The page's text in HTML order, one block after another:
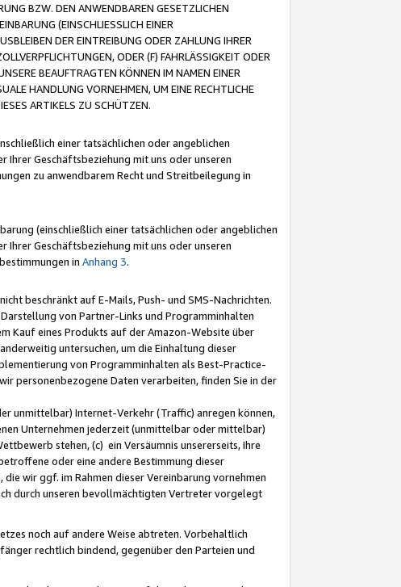
BZW. DEN ANWENDBAREN GESETZLICHEN
(EINSCHLIESSLICH EINER
DER EINTREIBUNG ODER ZAHLUNG IHRER
ODER (F) FAHRLÄSSIGKEIT ODER
BEAUFTRAGTEN KÖNNEN IM NAMEN EINER
HANDLUNG VORNEHMEN, UM EINE RECHTLICHE
ARTIKELS ZU SCHÜTZEN.
einer tatsächlichen oder angeblichen
Ihrer Geschäftsbeziehung mit uns oder unseren
zu anwendbarem Recht und Streitbeilegung in
(einschließlich einer tatsächlichen oder angeblichen
Ihrer Geschäftsbeziehung mit uns oder unseren
in Anhang 3.
beschränkt auf E-Mails, Push- und SMS-Nachrichten.
von Partner-Links und Programminhalten
Kauf eines Produkts auf der Amazon-Website über
untersuchen, um die Einhaltung dieser
von Programminhalten als Best-Practice-
personenbezogene Daten verarbeiten, finden Sie in der
unmittelbar) Internet-Verkehr (Traffic) anregen können,
Unternehmen jederzeit (unmittelbar oder mittelbar)
stehen, (c) ein Versäumnis unsererseits, Ihre
oder eine andere Bestimmung dieser
wir ggf. im Rahmen dieser Vereinbarung vornehmen
durch unseren bevollmächtigten Vertreter vorgelegt
noch auf andere Weise abtreten. Vorbehaltlich
rechtlich bindend, gegenüber den Parteien und